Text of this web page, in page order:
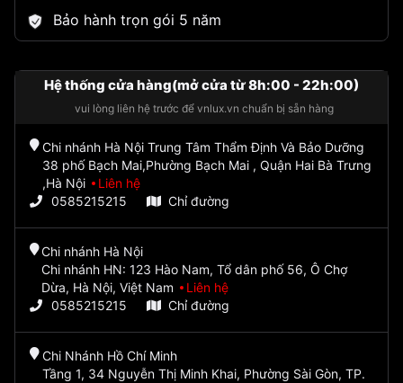
Bảo hành trọn gói 5 năm
Hệ thống cửa hàng(mở cửa từ 8h:00 - 22h:00)
vui lòng liên hệ trước để vnlux.vn chuẩn bị sẵn hàng
Chi nhánh Hà Nội Trung Tâm Thẩm Định Và Bảo Dưỡng
38 phố Bạch Mai,Phường Bạch Mai , Quận Hai Bà Trưng
,Hà Nội
Liên hệ
0585215215
Chỉ đường
Chi nhánh Hà Nội
Chi nhánh HN: 123 Hào Nam, Tổ dân phố 56, Ô Chợ
Dừa, Hà Nội, Việt Nam
Liên hệ
0585215215
Chỉ đường
Chi Nhánh Hồ Chí Minh
Tầng 1, 34 Nguyễn Thị Minh Khai, Phường Sài Gòn, TP.